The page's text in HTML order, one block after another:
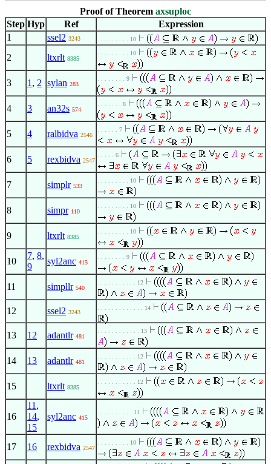
Proof of Theorem axsuploc
Step Hyp Ref
Expression
1
ssel2 3243 . . . . . . . . . 10
2 ltxrlt 8385
. . . . . . . . . 10
3 1 , 2 sylan 283
. . . . . . . . 9
4 3 an32s 574
. . . . . . . 8
5 4 ralbidva 2546
. . . . . . 7
6 5 rexbidva 2547
. . . . . 6
7 simplr 533
. . . . . . . . . 10
8 simpr 110
. . . . . . . . . 10
9 ltxrlt 8385
. . . . . . . . . 10
10
7, 8,
9
syl2anc 415
. . . . . . . . 9
11 simpllr 540
. . . . . . . . . . . 12
12 ssel2 3243
. . . . . . . . . . . . . 14
13 12 adantlr 481
. . . . . . . . . . . . 13
14 13 adantlr 481
. . . . . . . . . . . 12
15 ltxrlt 8385
. . . . . . . . . . . 12
16
11 ,
14,
15
syl2anc 415
. . . . . . . . . . 11
17 16 rexbidva 2547
. . . . . . . . . 10